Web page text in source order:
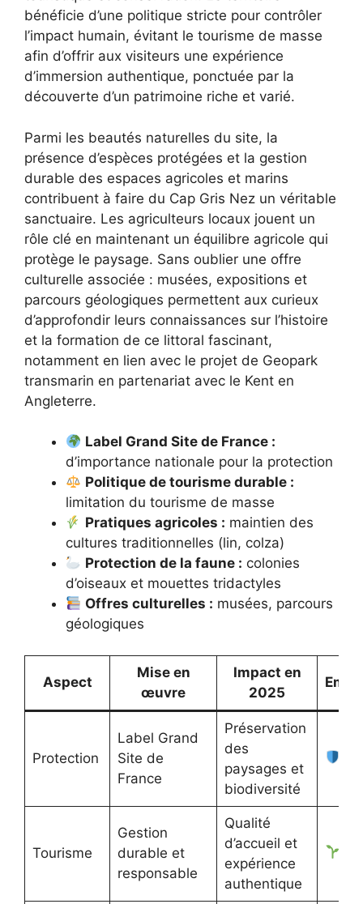
bénéficie d’une politique stricte pour contrôler
l’impact humain, évitant le tourisme de masse
afin d’offrir aux visiteurs une expérience
d’immersion authentique, ponctuée par la
découverte d’un patrimoine riche et varié.
Parmi les beautés naturelles du site, la
présence d’espèces protégées et la gestion
durable des espaces agricoles et marins
contribuent à faire du Cap Gris Nez un véritable
sanctuaire. Les agriculteurs locaux jouent un
rôle clé en maintenant un équilibre agricole qui
protège le paysage. Sans oublier une offre
culturelle associée : musées, expositions et
parcours géologiques permettent aux curieux
d’approfondir leurs connaissances sur l’histoire
et la formation de ce littoral fascinant,
notamment en lien avec le projet de Geopark
transmarin en partenariat avec le Kent en
Angleterre.
Label Grand Site de France :
d’importance nationale pour la protection
Politique de tourisme durable :
limitation du tourisme de masse
Pratiques agricoles : maintien des
cultures traditionnelles (lin, colza)
Protection de la faune : colonies
d’oiseaux et mouettes tridactyles
Offres culturelles : musées, parcours
géologiques
Aspect
Mise en
œuvre
Impact en
2025
Emoji
Protection
Label Grand
Site de
France
Préservation
des
paysages et
biodiversité
Tourisme
Gestion
durable et
responsable
Qualité
d’accueil et
expérience
authentique